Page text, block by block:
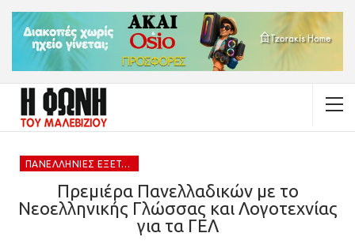
ΠΑΝΕΛΛΉΝΙΕΣ ΕΞΕΤΆΣΕΙΣ 2025
Πρεμιέρα Πανελλαδικών με το
Νεοελληνικής Γλώσσας και Λογοτεχνίας
για τα ΓΕΛ